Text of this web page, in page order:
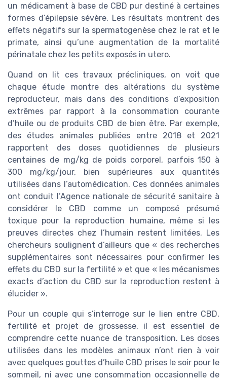
un médicament à base de CBD pur destiné à certaines
formes d’épilepsie sévère. Les résultats montrent des
effets négatifs sur la spermatogenèse chez le rat et le
primate, ainsi qu’une augmentation de la mortalité
périnatale chez les petits exposés in utero.
Quand on lit ces travaux précliniques, on voit que
chaque étude montre des altérations du système
reproducteur, mais dans des conditions d’exposition
extrêmes par rapport à la consommation courante
d’huile ou de produits CBD de bien être. Par exemple,
des études animales publiées entre 2018 et 2021
rapportent des doses quotidiennes de plusieurs
centaines de mg/kg de poids corporel, parfois 150 à
300 mg/kg/jour, bien supérieures aux quantités
utilisées dans l’automédication. Ces données animales
ont conduit l’Agence nationale de sécurité sanitaire à
considérer le CBD comme un composé présumé
toxique pour la reproduction humaine, même si les
preuves directes chez l’humain restent limitées. Les
chercheurs soulignent d’ailleurs que « des recherches
supplémentaires sont nécessaires pour confirmer les
effets du CBD sur la fertilité » et que « les mécanismes
exacts d’action du CBD sur la reproduction restent à
élucider ».
Pour un couple qui s’interroge sur le lien entre CBD,
fertilité et projet de grossesse, il est essentiel de
comprendre cette nuance de transposition. Les doses
utilisées dans les modèles animaux n’ont rien à voir
avec quelques gouttes d’huile CBD prises le soir pour le
sommeil, ni avec une consommation occasionnelle de